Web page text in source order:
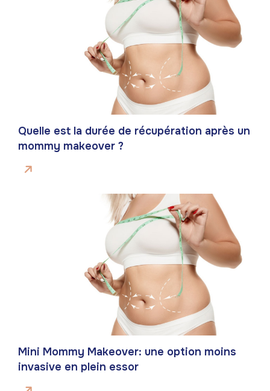
Quelle est la durée de récupération après un
mommy makeover ?
Mini Mommy Makeover: une option moins
invasive en plein essor